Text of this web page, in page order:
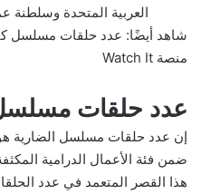
العربية المتحدة وسلطنة
شاهد أيضًا: عدد حلقات مسلسل
منصة Watch It
عدد حلقات
ضمن فئة الأعمال الدرامية
هذا القصر المتعمد في عدد